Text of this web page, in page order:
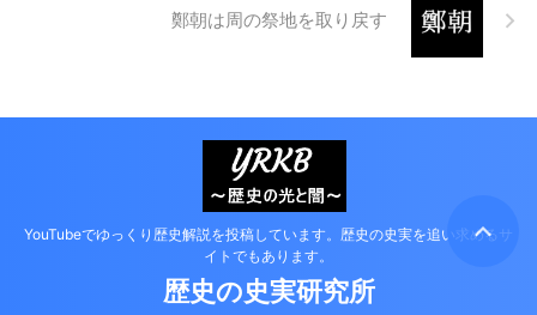
鄭朝は周の祭地を取り戻す
YouTubeでゆっくり歴史解説を投稿しています。歴史の史実を追い求めるサ
イトでもあります。
歴史の史実研究所